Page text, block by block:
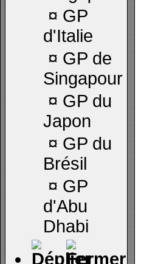
¤ GP
d'Italie
¤ GP de
Singapour
¤ GP du
Japon
¤ GP du
Brésil
¤ GP
d'Abu
Dhabi